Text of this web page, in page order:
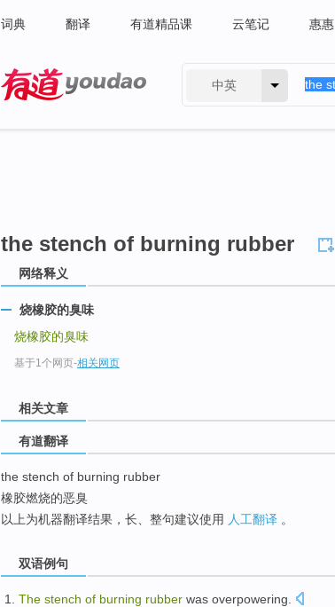
词典 翻译 有道精品课 云笔记 惠惠
中英
the stench of burning rubber
网络释义
烧橡胶的臭味
烧橡胶的臭味
基于1个网页-相关网页
相关文章
有道翻译
the stench of burning rubber
橡胶燃烧的恶臭
以上为机器翻译结果，长、整句建议使用 人工翻译 。
双语例句
The stench of burning rubber was overpowering